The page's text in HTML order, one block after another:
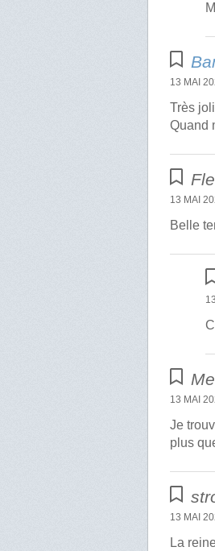
13 MAI
Très
Quand
13 MAI
Belle
13 MAI
Je
plus
13 MAI
La